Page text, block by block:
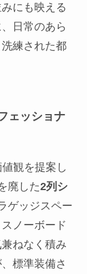
にも映える
日常のあら
練された都
ェッショナ
観を提案し
廃した2列シ
ゲッジスペー
ノーボード
ねなく積み
標準装備さ